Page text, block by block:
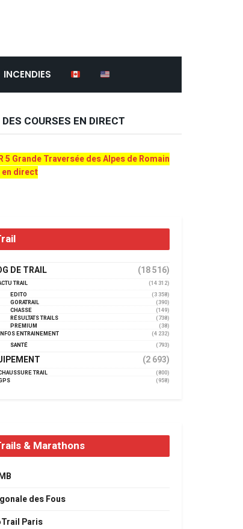
INCENDIES
COURSES EN DIRECT
5 Grande Traversée des Alpes de Romain
en direct
DE TRAIL (18 516)
TRAIL
(14 312)
EDITO
(3 358)
GORATRAIL
(390)
CHASSE
(149)
RÉSULTATS TRAILS
(738)
PREMIUM
(38)
ENTRAINEMENT
(4 232)
SANTÉ
(793)
(2 693)
TRAIL
(800)
(958)
& Marathons
des Fous
Paris